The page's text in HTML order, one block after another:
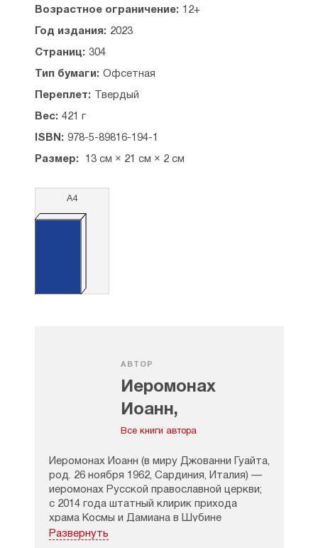
Возрастное ограничение: 12+
Год издания: 2023
Страниц: 304
Тип бумаги: Офсетная
Переплет: Твердый
Вес: 421 г
ISBN: 978-5-89816-194-1
Размер: 13 см × 21 см × 2 см
А4
АВТОР
Иеромонах
Иоанн,
Джованни
Гуайта
Все книги автора
Иеромонах Иоанн (в миру Джованни Гуайта,
род. 26 ноября 1962, Сардиния, Италия) —
иеромонах Русской православной церкви;
с 2014 года штатный клирик прихода
храма Космы и Дамиана в Шубине
в Москве. Итальянский и российский
Развернуть